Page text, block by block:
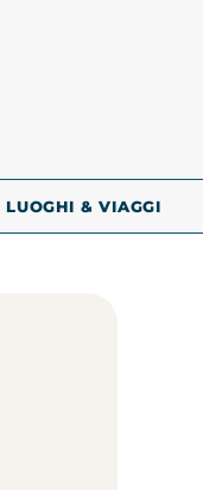
LUOGHI & VIAGGI